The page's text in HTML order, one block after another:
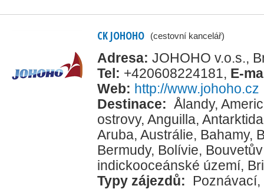
CK JOHOHO (cestovní kancelář)
Adresa: JOHOHO v.o.s.,
Tel: +420608224181, E-
Web: http://www.johoho.cz
Destinace: Ålandy,
ostrovy, Anguilla, Antarktida
Aruba, Austrálie, Bahamy,
Bermudy, Bolívie,
indickooceánské území,
Typy zájezdů:
Poznávací,